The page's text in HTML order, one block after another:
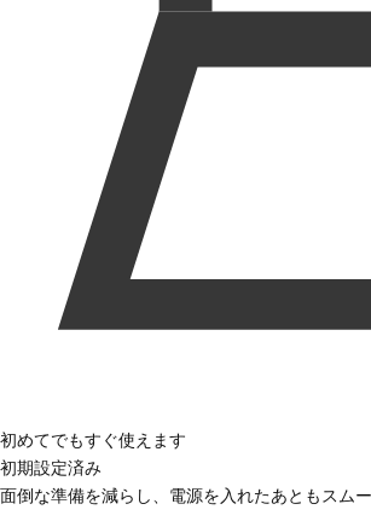
初めてでもすぐ使えます
初期設定済み
面倒な準備を減らし、電源を入れたあともスム